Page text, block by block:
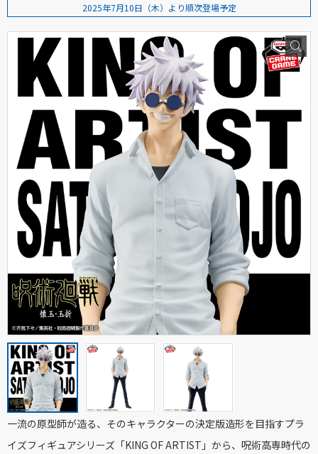
2025年7月10日（木）より順次登場予定
一流の原型師が造る、そのキャラクターの決定版造形を目指すプラ
イズフィギュアシリーズ「KING OF ARTIST」から、呪術高専時代の